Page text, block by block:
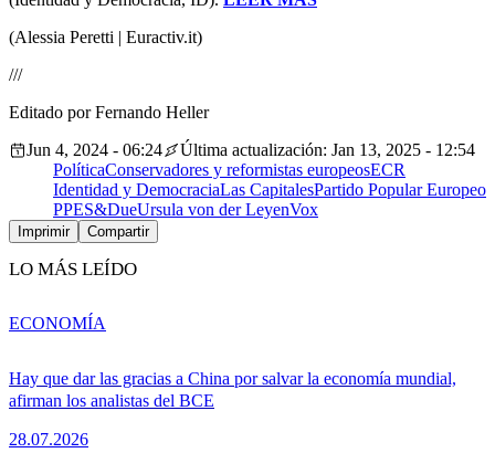
(Alessia Peretti | Euractiv.it)
///
Editado por Fernando Heller
Jun 4, 2024 - 06:24
Última actualización: Jan 13, 2025 - 12:54
PolíticaConservadores y reformistas europeosECR
Identidad y DemocraciaLas CapitalesPartido Popular Europeo
PPES&DueUrsula von der LeyenVox
Imprimir Compartir
LO MÁS LEÍDO
Hay que dar las gracias a China por salvar la economía mundial,
afirman los analistas del BCE
28.07.2026
ECONOMÍA